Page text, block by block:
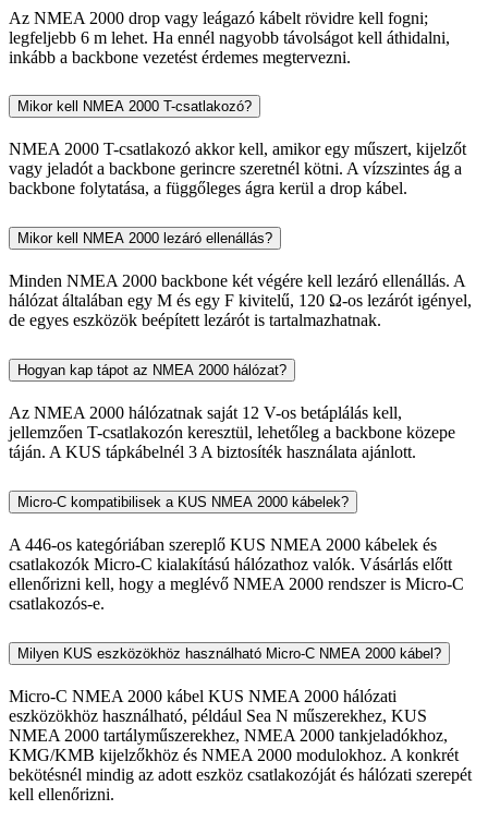
Az NMEA 2000 drop vagy leágazó kábelt rövidre kell fogni;
legfeljebb 6 m lehet. Ha ennél nagyobb távolságot kell áthidalni,
inkább a backbone vezetést érdemes megtervezni.
Mikor kell NMEA 2000 T-csatlakozó?
NMEA 2000 T-csatlakozó akkor kell, amikor egy műszert, kijelzőt
vagy jeladót a backbone gerincre szeretnél kötni. A vízszintes ág a
backbone folytatása, a függőleges ágra kerül a drop kábel.
Mikor kell NMEA 2000 lezáró ellenállás?
Minden NMEA 2000 backbone két végére kell lezáró ellenállás. A
hálózat általában egy M és egy F kivitelű, 120 Ω-os lezárót igényel,
de egyes eszközök beépített lezárót is tartalmazhatnak.
Hogyan kap tápot az NMEA 2000 hálózat?
Az NMEA 2000 hálózatnak saját 12 V-os betáplálás kell,
jellemzően T-csatlakozón keresztül, lehetőleg a backbone közepe
táján. A KUS tápkábelnél 3 A biztosíték használata ajánlott.
Micro-C kompatibilisek a KUS NMEA 2000 kábelek?
A 446-os kategóriában szereplő KUS NMEA 2000 kábelek és
csatlakozók Micro-C kialakítású hálózathoz valók. Vásárlás előtt
ellenőrizni kell, hogy a meglévő NMEA 2000 rendszer is Micro-C
csatlakozós-e.
Milyen KUS eszközökhöz használható Micro-C NMEA 2000 kábel?
Micro-C NMEA 2000 kábel KUS NMEA 2000 hálózati
eszközökhöz használható, például Sea N műszerekhez, KUS
NMEA 2000 tartályműszerekhez, NMEA 2000 tankjeladókhoz,
KMG/KMB kijelzőkhöz és NMEA 2000 modulokhoz. A konkrét
bekötésnél mindig az adott eszköz csatlakozóját és hálózati szerepét
kell ellenőrizni.